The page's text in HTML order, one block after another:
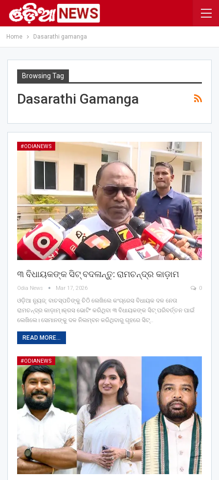
Home Dasarathi gamanga
Browsing Tag
Dasarathi Gamanga
#ODIANEWS
୩ ବିଧାୟକଙ୍କ ସିଟ୍‌ ବଦଳାନ୍ତୁ: ରାମଚନ୍ଦ୍ର କାଡ଼ାମ
Odia News Mar 17, 2026 0
ଓଡ଼ିଆ ନ୍ୟୁଜ୍: ବାଚସ୍ପତିଙ୍କୁ ଚିଠି ଲେଖିଲେ କଂଗ୍ରେସ ବିଧାୟକ ଦଳ ନେତା
ରାମଚନ୍ଦ୍ର କାଡ଼ାମ୍‌।କ୍ରସ ଭୋଟିଂ କରିଥିବା ୩ ବିଧାୟକଙ୍କ ସିଟ୍‌ ପରିବର୍ତ୍ତନ ପାଇଁ
ଲେଖିଲେ। ସେମାନଙ୍କୁ ଦଳ ନିଲମ୍ବନ କରିଥିବାରୁ ଗୃହରେ ସିଟ୍‌…
READ MORE...
#ODIANEWS